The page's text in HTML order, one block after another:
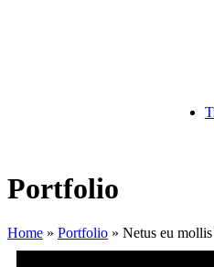
Portfolio
Home » Portfolio » Netus eu